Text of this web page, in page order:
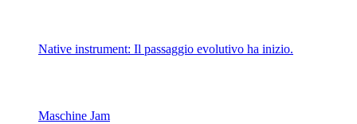
Native instrument: Il passaggio evolutivo ha inizio.
Maschine Jam